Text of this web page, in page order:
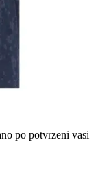
po potvrzeni vasi